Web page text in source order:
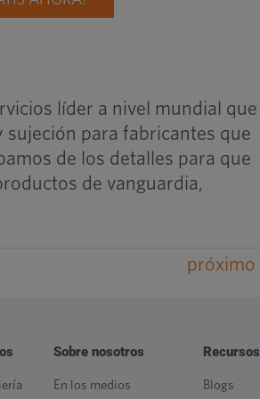
líder a nivel mundial que
sujeción para fabricantes que
de los detalles para que
de vanguardia,
próximo
Sobre nosotros
En los medios
Recursos
Blogs